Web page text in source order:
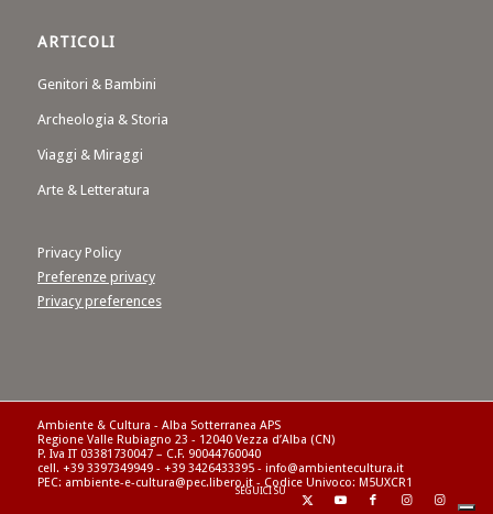
ARTICOLI
Genitori & Bambini
Archeologia & Storia
Viaggi & Miraggi
Arte & Letteratura
Privacy Policy
Preferenze privacy
Privacy preferences
Ambiente & Cultura - Alba Sotterranea APS
Regione Valle Rubiagno 23 - 12040 Vezza d’Alba (CN)
P. Iva IT 03381730047 – C.F. 90044760040
cell. +39 3397349949 - +39 3426433395 - info@ambientecultura.it
PEC: ambiente-e-cultura@pec.libero.it - Codice Univoco: M5UXCR1